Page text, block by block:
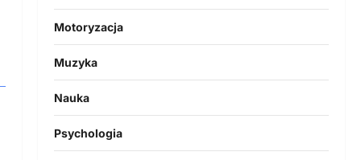
Motoryzacja
Muzyka
Nauka
Psychologia